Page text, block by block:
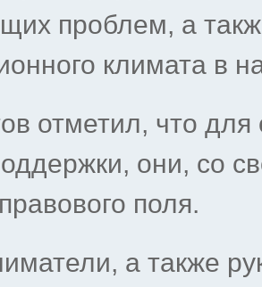
проблем, а
климата в
отметил, что
они, со
поля.
а также